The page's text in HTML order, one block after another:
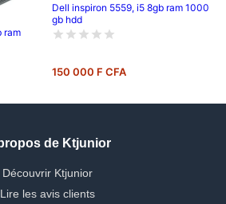
ram
Dell inspiron 5559, i5 8gb ram 1000
gb hdd
150 000 F CFA
de Ktjunior
Découvrir Ktjunior
Lire les avis clients